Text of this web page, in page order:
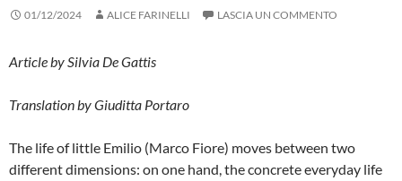
01/12/2024 ALICE FARINELLI LASCIA UN COMMENTO
Article by Silvia De Gattis
Translation by Giuditta Portaro
The life of little Emilio (Marco Fiore) moves between two
different dimensions: on one hand, the concrete everyday life